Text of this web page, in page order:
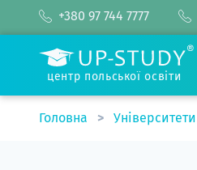
+380 97 744 7777
центр польської освіти
Головна Університети